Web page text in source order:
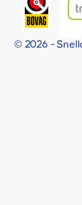
© 2026 -